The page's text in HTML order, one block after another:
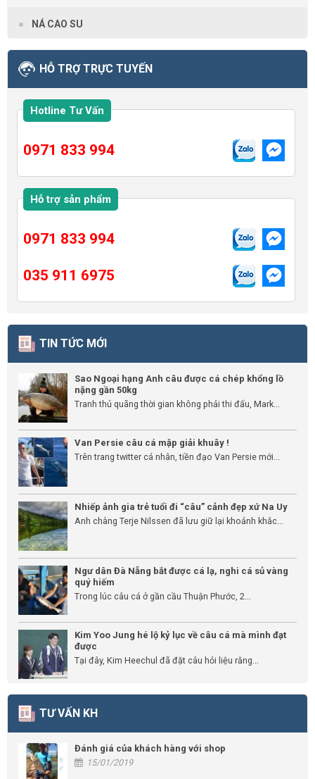
NÁ CAO SU
HỖ TRỢ TRỰC TUYẾN
Hotline Tư Vấn
0971 833 994
Hỗ trợ sản phẩm
0971 833 994
035 911 6975
TIN TỨC MỚI
Sao Ngoại hạng Anh câu được cá chép khổng lồ
nặng gần 50kg
Tranh thủ quãng thời gian không phải thi đấu, Mark...
Van Persie câu cá mập giải khuây !
Trên trang twitter cá nhân, tiền đạo Van Persie mới...
Nhiếp ảnh gia trẻ tuổi đi “câu” cảnh đẹp xứ Na Uy
Anh chàng Terje Nilssen đã lưu giữ lại khoảnh khắc...
Ngư dân Đà Nẵng bắt được cá lạ, nghi cá sủ vàng
quý hiếm
Trong lúc câu cá ở gần cầu Thuận Phước, 2...
Kim Yoo Jung hé lộ kỷ lục về câu cá mà mình đạt
được
Tại đây, Kim Heechul đã đặt câu hỏi liệu rằng...
TƯ VẤN KH
Đánh giá của khách hàng với shop
15/01/2019